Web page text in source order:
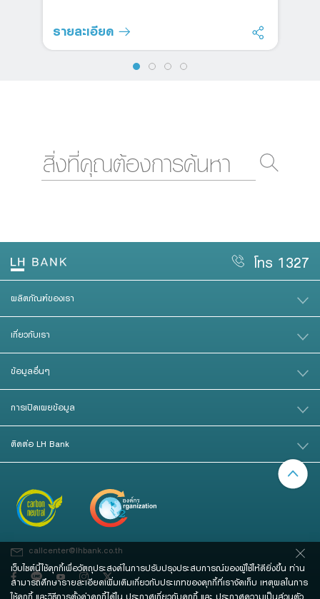
รายละเอียด
โทร 1327
ผลิตภัณฑ์ของเรา
เกี่ยวกับเรา
ข้อมูลอื่นๆ
การเปิดเผยข้อมูล
ติดต่อ LH Bank
callcenter@lhbank.co.th
เว็บไซต์นี้ใช้คุกกี้เพื่อวัตถุประสงค์ในการปรับปรุงประสบการณ์ของผู้ใช้ให้ดียิ่งขึ้น ท่าน
สามารถศึกษารายละเอียดเพิ่มเติมเกี่ยวกับประเภทของคุกกี้ที่เราจัดเก็บ เหตุผลในการ
ใช้คุกกี้ และวิธีการตั้งค่าคุกกี้ได้ใน ประกาศเกี่ยวกับคุกกี้และ ประกาศความเป็นส่วนตัว